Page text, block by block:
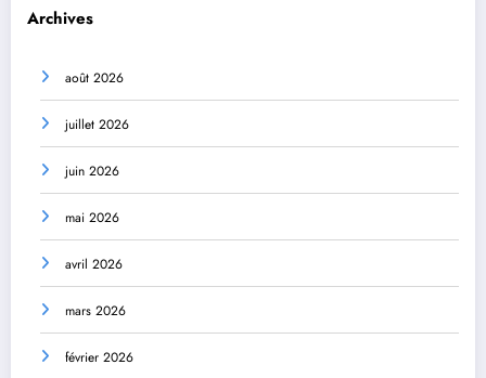
Archives
août 2026
juillet 2026
juin 2026
mai 2026
avril 2026
mars 2026
février 2026